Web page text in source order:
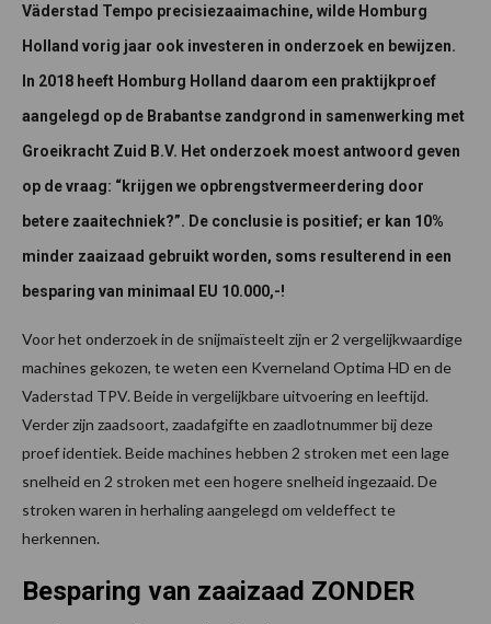
Väderstad Tempo precisiezaaimachine, wilde Homburg
Holland vorig jaar ook investeren in onderzoek en bewijzen.
In 2018 heeft Homburg Holland daarom een praktijkproef
aangelegd op de Brabantse zandgrond in samenwerking met
Groeikracht Zuid B.V. Het onderzoek moest antwoord geven
op de vraag: “krijgen we opbrengstvermeerdering door
betere zaaitechniek?”. De conclusie is positief; er kan 10%
minder zaaizaad gebruikt worden, soms resulterend in een
besparing van minimaal EU 10.000,-!
Voor het onderzoek in de snijmaïsteelt zijn er 2 vergelijkwaardige
machines gekozen, te weten een Kverneland Optima HD en de
Vaderstad TPV. Beide in vergelijkbare uitvoering en leeftijd.
Verder zijn zaadsoort, zaadafgifte en zaadlotnummer bij deze
proef identiek. Beide machines hebben 2 stroken met een lage
snelheid en 2 stroken met een hogere snelheid ingezaaid. De
stroken waren in herhaling aangelegd om veldeffect te
herkennen.
Besparing van zaaizaad ZONDER